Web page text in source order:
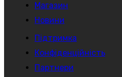
Магазин
Новини
Підтримка
Конфіденційність
Партнери